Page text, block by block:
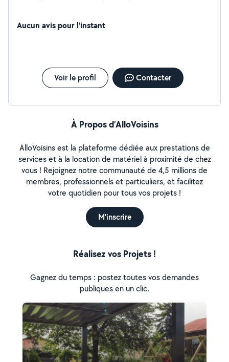
Aucun avis pour l'instant
Voir le profil Contacter
À Propos d’AlloVoisins
AlloVoisins est la plateforme dédiée aux prestations de
services et à la location de matériel à proximité de chez
vous ! Rejoignez notre communauté de 4,5 millions de
membres, professionnels et particuliers, et facilitez
votre quotidien pour tous vos projets !
M'inscrire
Réalisez vos Projets !
Gagnez du temps : postez toutes vos demandes
publiques en un clic.